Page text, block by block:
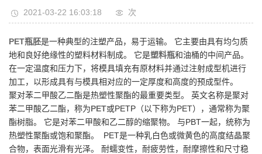
2021-03-22 16:03:18 次
PET瓶胚是一种典型的注塑产品，易于运输。 它主要由具有均匀质
地和良好绝缘性的塑料材料制成。 它是塑料瓶和油桶的中间产品。
在一定温度和压力下，将模具填充有原材料并通过注射成型机进行
加工，以形成具有与模具相对应的一定厚度和高度的预成型件。
聚对苯二甲酸乙二酯是热塑性聚酯的最重要类型。 英文名称是聚对
苯二甲酸乙二酯，称为PET或PETP（以下称为PET），通常称为聚
酯树脂。 它是对苯二甲酸和乙二醇的缩聚物。 与PBT一起，统称为
热塑性聚酯或饱和聚酯。 PET是一种乳白色或微黄色的高度结晶聚
合物，表面光滑有光泽。 耐蠕变性，耐疲劳性，耐摩擦性和尺寸稳